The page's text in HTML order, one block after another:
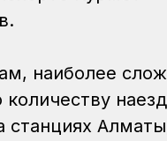
наиболее
количеству
станциях